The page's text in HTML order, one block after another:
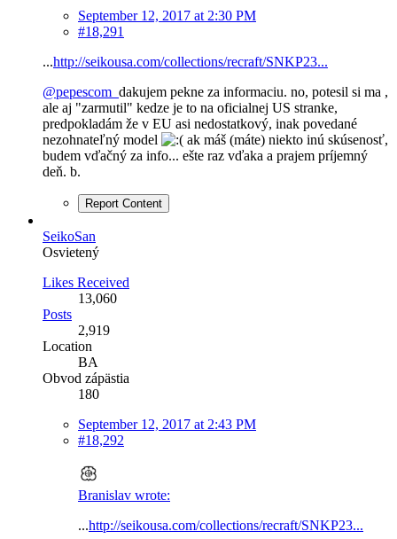
September 12, 2017 at 2:30 PM
#18,291
...http://seikousa.com/collections/recraft/SNKP23...
@pepescom dakujem pekne za informaciu. no, potesil si ma ,
ale aj "zarmutil" kedze je to na oficialnej US stranke,
predpokladám že v EU asi nedostatkový, inak povedané
nezohnateľný model
ak máš (máte) niekto inú skúsenosť,
budem vďačný za info... ešte raz vďaka a prajem príjemný
deň. b.
Report Content
SeikoSan
Osvietený
Likes Received
13,060
Posts
2,919
Location
BA
Obvod zápästia
180
September 12, 2017 at 2:43 PM
#18,292
Branislav wrote:
...http://seikousa.com/collections/recraft/SNKP23...